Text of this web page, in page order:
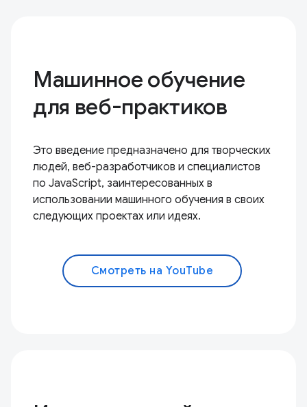
Машинное обучение
для веб-практиков
Это введение предназначено для творческих
людей, веб-разработчиков и специалистов
по JavaScript, заинтересованных в
использовании машинного обучения в своих
следующих проектах или идеях.
Смотреть на YouTube